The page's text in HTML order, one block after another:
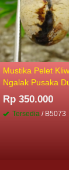
Mustika Pelet
Ngalak Pusaka
Rp 350.000
Tersedia / B5073